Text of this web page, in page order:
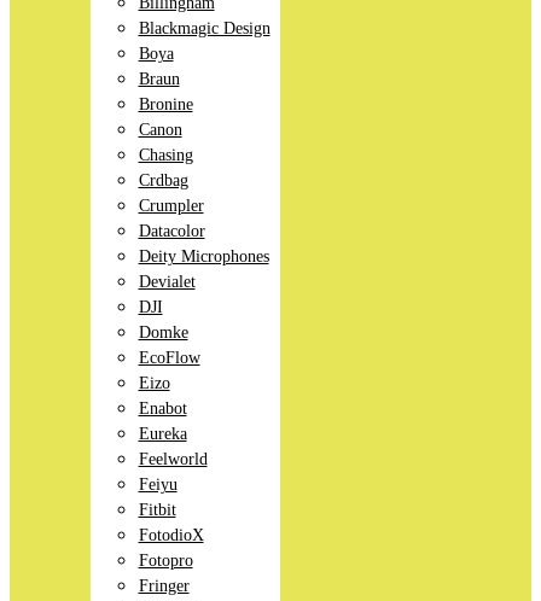
Blackmagic Design
Boya
Braun
Bronine
Canon
Chasing
Crdbag
Crumpler
Datacolor
Deity Microphones
Devialet
DJI
Domke
EcoFlow
Eizo
Enabot
Eureka
Feelworld
Feiyu
Fitbit
FotodioX
Fotopro
Fringer